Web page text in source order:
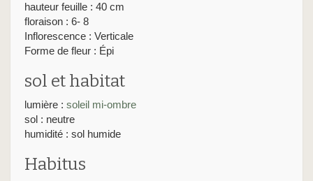
hauteur feuille : 40 cm
floraison : 6- 8
Inflorescence : Verticale
Forme de fleur : Épi
sol et habitat
lumière : soleil mi-ombre
sol : neutre
humidité : sol humide
Habitus